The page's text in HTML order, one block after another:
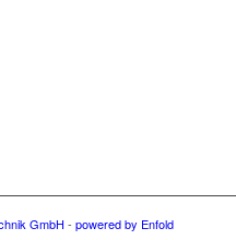
GmbH - powered by Enfold